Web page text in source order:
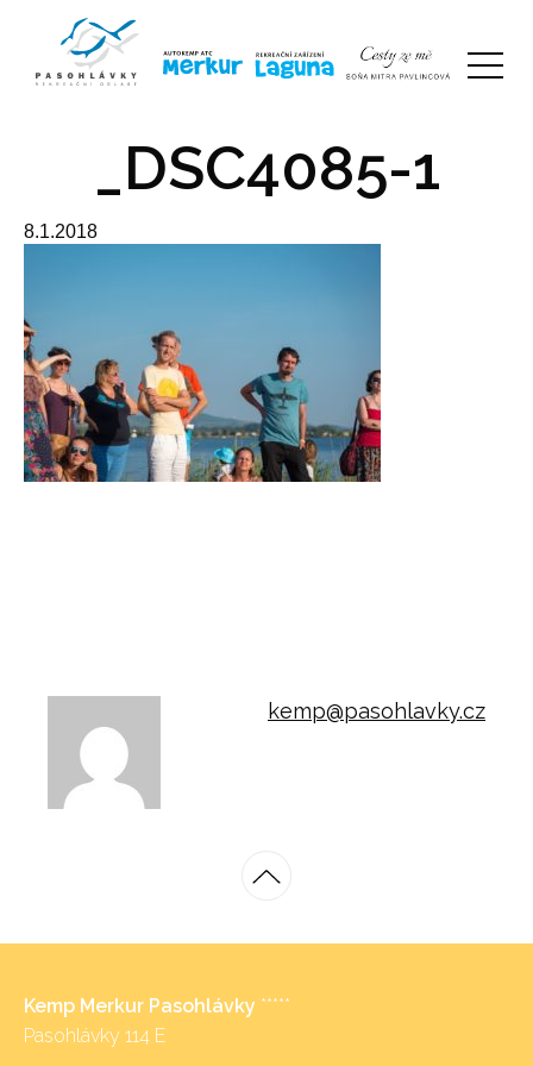
_DSC4085-1
8.1.2018
kemp@pasohlavky.cz
Kemp Merkur Pasohlávky *****
Pasohlávky 114 E